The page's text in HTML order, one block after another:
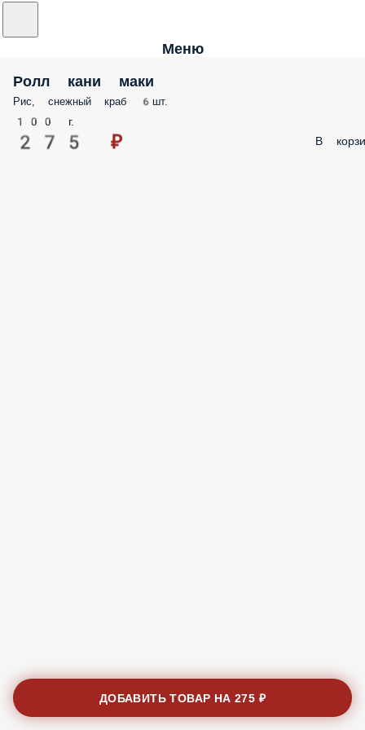
Меню
Ролл кани маки
Рис, снежный краб 6шт.
100 г.
275 ₽ В
ДОБАВИТЬ ТОВАР НА275 ₽